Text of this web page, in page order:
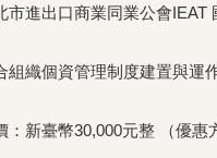
市進出口商業同業公會IEAT
組織個資管理制度建置與運
：新臺幣30,000元整 （優惠